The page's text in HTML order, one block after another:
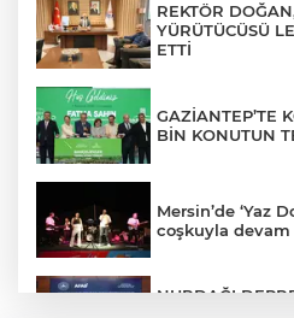
REKTÖR
YÜRÜTÜCÜSÜ
ETTİ
GAZİANTEP’TE
BİN KONUTUN
Mersin’de ‘Yaz
coşkuyla
NURDAĞI